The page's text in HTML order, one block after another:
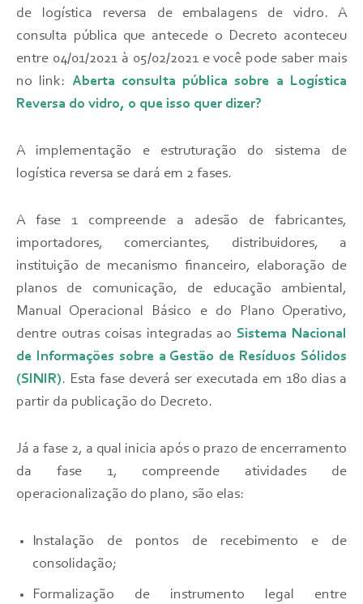
de logística reversa de embalagens de vidro. A
consulta pública que antecede o Decreto aconteceu
entre 04/01/2021 à 05/02/2021 e você pode saber mais
no link: Aberta consulta pública sobre a Logística
Reversa do vidro, o que isso quer dizer?
A implementação e estruturação do sistema de
logística reversa se dará em 2 fases.
A fase 1 compreende a adesão de fabricantes,
importadores, comerciantes, distribuidores, a
instituição de mecanismo financeiro, elaboração de
planos de comunicação, de educação ambiental,
Manual Operacional Básico e do Plano Operativo,
dentre outras coisas integradas ao Sistema Nacional
de Informações sobre a Gestão de Resíduos Sólidos
(SINIR). Esta fase deverá ser executada em 180 dias a
partir da publicação do Decreto.
Já a fase 2, a qual inicia após o prazo de encerramento
da fase 1, compreende atividades de
operacionalização do plano, são elas:
Instalação de pontos de recebimento e de
consolidação;
Formalização de instrumento legal entre